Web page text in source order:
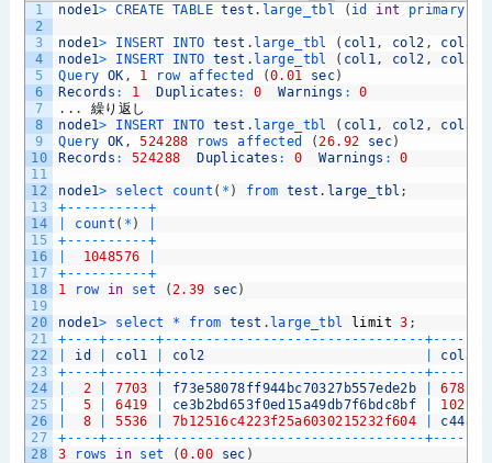
1
2
3
4
5
6
7
8
9
10
11
12
13
14
15
16
17
18
19
20
21
22
23
24
25
26
27
28
node1> CREATE TABLE test . large_tbl ( id int primary
node1> INSERT INTO test . large_tbl ( col1 , col2 , col3
node1> INSERT INTO test . large_tbl ( col1 , col2 , col3
Query OK , 1 row affected (0.01 sec)
Records : 1 Duplicates : 0 Warnings :
0
. . .
繰り返し
node1> INSERT INTO test . large_tbl ( col1 , col2 , col3
Query OK , 524288 rows affected ( 26.92 sec)
Records : 524288 Duplicates : 0 Warnings : 0
node1> select count ( * ) from test . large_tbl ;
+ -- -- -- -- --+
count ( * )
+ -- -- -- -- --+
1048576
+ -- -- -- -- --+
1
row in set ( 2.39 sec)
node1> select * from test . large_tbl limit 3 ;
+ -- --+ -- -- --+ -- -- -- -- -- -- -- -- -- -- -- -- -- -- -- --+-- --
id col1 col2
col3
+ -- --+ -- -- --+ -- -- -- -- -- -- -- -- -- -- -- -- -- -- -- --+-- --
2 7703 f73e58078ff944bc70327b557ede2b
5 6419 ce3b2bd653f0ed15a49db7f6bdc8bf
8 5536 7b12516c4223f25a6030215232f604
+ -- --+ -- -- --+ -- -- -- -- -- -- -- -- -- -- -- -- -- -- -- --+-- --
3
rows in set (0.00 sec )